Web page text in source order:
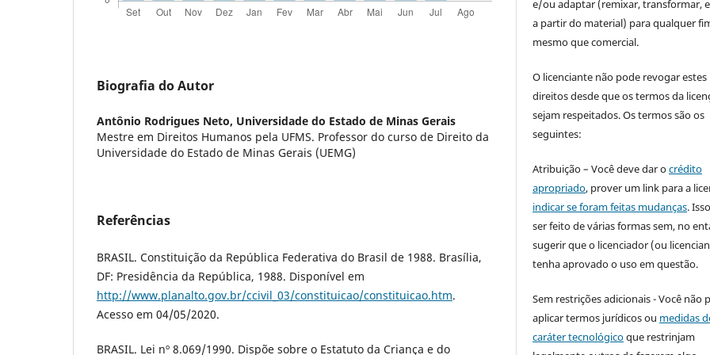
Biografia do Autor
Antônio Rodrigues Neto, Universidade do Estado de Minas Gerais
Mestre em Direitos Humanos pela UFMS. Professor do curso de Direito da
Universidade do Estado de Minas Gerais (UEMG)
Referências
BRASIL. Constituição da República Federativa do Brasil de 1988. Brasília,
DF: Presidência da República, 1988. Disponível em
http://www.planalto.gov.br/ccivil_03/constituicao/constituicao.htm.
Acesso em 04/05/2020.
BRASIL. Lei nº 8.069/1990. Dispõe sobre o Estatuto da Criança e do
e/ou adaptar (remixar, transformar,
a partir do material) para qualquer
mesmo que comercial.
O licenciante não pode revogar estes
direitos desde que os termos da
sejam respeitados. Os termos são os
seguintes:
Atribuição – Você deve dar ocrédito
apropriado, prover um link para a
indicar se foram feitas mudanças.
ser feito de várias formas sem, no
sugerir que o licenciador (ou
tenha aprovado o uso em questão.
Sem restrições adicionais - Você não
aplicar termos jurídicos ou medidas
caráter tecnológicoque restrinjam